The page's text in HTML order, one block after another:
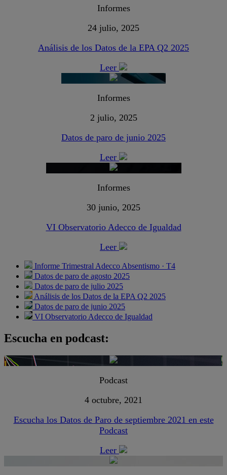
Informes
24 julio, 2025
Análisis de los Datos de la EPA Q2 2025
Leer
Informes
2 julio, 2025
Datos de paro de junio 2025
Leer
Informes
30 junio, 2025
VI Observatorio Adecco de Igualdad
Leer
Informe Trimestral Adecco Absentismo · T4
Datos de paro de agosto 2025
Datos de paro de julio 2025
Análisis de los Datos de la EPA Q2 2025
Datos de paro de junio 2025
VI Observatorio Adecco de Igualdad
Escucha en podcast:
Podcast
4 octubre, 2021
Escucha los Datos de Paro de septiembre 2021 en este
Podcast
Leer